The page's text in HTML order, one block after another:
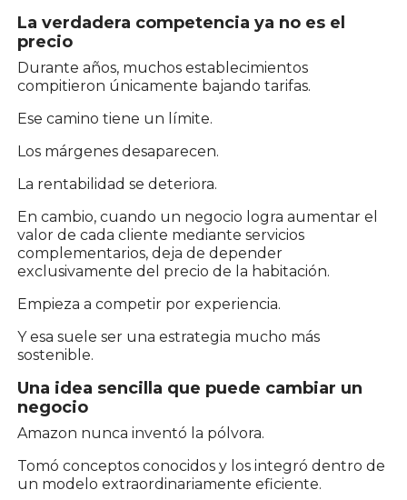
La verdadera competencia ya no es el
precio
Durante años, muchos establecimientos
compitieron únicamente bajando tarifas.
Ese camino tiene un límite.
Los márgenes desaparecen.
La rentabilidad se deteriora.
En cambio, cuando un negocio logra aumentar el
valor de cada cliente mediante servicios
complementarios, deja de depender
exclusivamente del precio de la habitación.
Empieza a competir por experiencia.
Y esa suele ser una estrategia mucho más
sostenible.
Una idea sencilla que puede cambiar un
negocio
Amazon nunca inventó la pólvora.
Tomó conceptos conocidos y los integró dentro de
un modelo extraordinariamente eficiente.